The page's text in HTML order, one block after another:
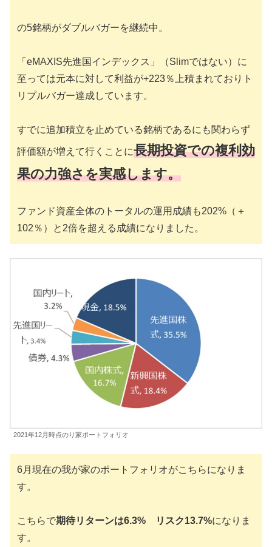
の5銘柄がダブルバガーを継続中。
「eMAXIS先進国インデックス」（Slimではない）に
至っては元本に対して利益が+223％上積まれておりト
リプルバガー達成しています。
すでに追加積立を止めている銘柄であるにも関わらず
評価額が増えて行くことに長期投資での複利効
果の力強さを実感します。
ファンド資産全体のトータルの運用成績も202%（＋
102％）と2倍を超える成績になりました。
2021年12月時点のり家ポートフォリオ
6月現在の我が家のポートフォリオがこちらになりま
す。
こちらで期待リターンは6.3% リスク13.7%になりま
す。